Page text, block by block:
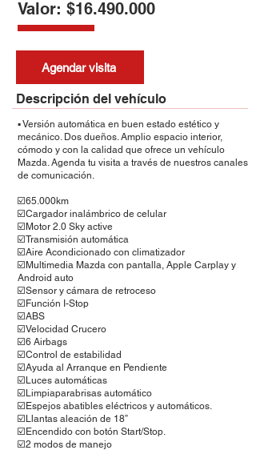
Valor: $16.490.000
Agendar visita
Descripción del vehículo
▪️ Versión automática en buen estado estético y
mecánico. Dos dueños. Amplio espacio interior,
cómodo y con la calidad que ofrece un vehículo
Mazda. Agenda tu visita a través de nuestros canales
de comunicación.
☑️65.000km
☑️Cargador inalámbrico de celular
☑️Motor 2.0 Sky active
☑️Transmisión automática
☑️Aire Acondicionado con climatizador
☑️Multimedia Mazda con pantalla, Apple Carplay y
Android auto
☑️Sensor y cámara de retroceso
☑️Función I-Stop
☑️ABS
☑️Velocidad Crucero
☑️6 Airbags
☑️Control de estabilidad
☑️Ayuda al Arranque en Pendiente
☑️Luces automáticas
☑️Limpiaparabrisas automático
☑️Espejos abatibles eléctricos y automáticos.
☑️Llantas aleación de 18”
☑️Encendido con botón Start/Stop.
☑️2 modos de manejo